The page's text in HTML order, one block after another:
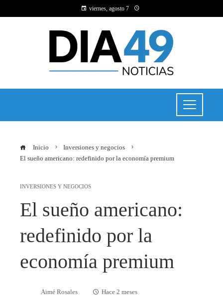
viernes, agosto 7
Inicio
Inversiones y negocios
El sueño americano: redefinido por la economía premium
INVERSIONES Y NEGOCIOS
El sueño americano:
redefinido por la
economía premium
Aimé Rosales Hace 2 meses